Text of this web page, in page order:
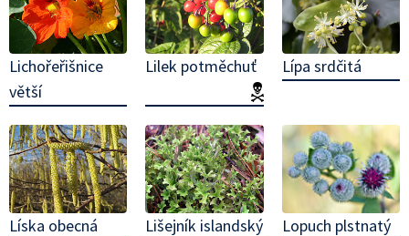
Lichořeřišnice
větší
Lilek potměchuť
(jedovatá!)
Lípa srdčitá
Líska obecná Lišejník islandský Lopuch plstnatý